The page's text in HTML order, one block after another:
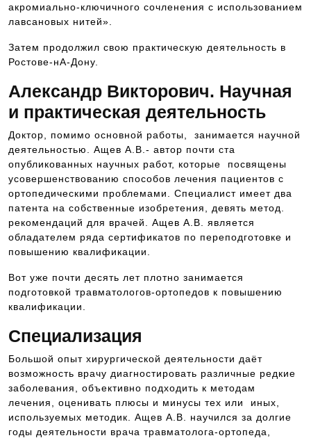
акромиально-ключичного сочленения с использованием
лавсановых нитей».
Затем продолжил свою практическую деятельность в
Ростове-нА-Дону.
Александр Викторович. Научная
и практическая деятельность
Доктор, помимо основной работы, занимается научной
деятельностью. Ащев А.В.- автор почти ста
опубликованных научных работ, которые посвящены
усовершенствованию способов лечения пациентов с
ортопедическими проблемами. Специалист имеет два
патента на собственные изобретения, девять метод.
рекомендаций для врачей. Ащев А.В. является
обладателем ряда сертификатов по переподготовке и
повышению квалификации.
Вот уже почти десять лет плотно занимается
подготовкой травматологов-ортопедов к повышению
квалификации.
Специализация
Большой опыт хирургической деятельности даёт
возможность врачу диагностировать различные редкие
заболевания, объективно подходить к методам
лечения, оценивать плюсы и минусы тех или иных,
используемых методик. Ащев А.В. научился за долгие
годы деятельности врача травматолога-ортопеда,